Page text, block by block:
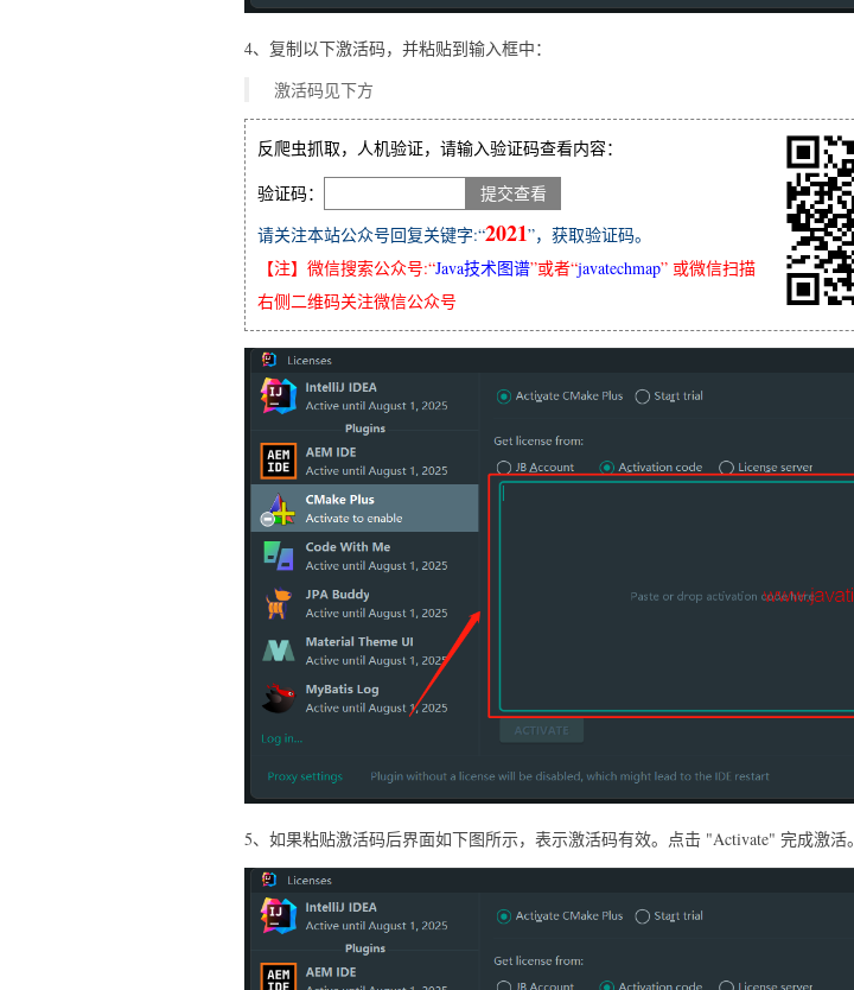
4、复制以下激活码，并粘贴到输入框中：
激活码见下方
反爬虫抓取，人机验证，请输入验证码查看内容：
验证码：
请关注本站公众号回复关键字:“2021”，获取验证码。
【注】微信搜索公众号:“Java技术图谱”或者“javatechmap” 或微信扫描
右侧二维码关注微信公众号
5、如果粘贴激活码后界面如下图所示，表示激活码有效。点击 "Activate" 完成激活。